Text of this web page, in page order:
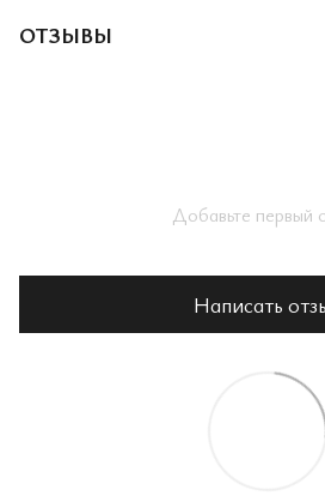
ОТЗЫВЫ
Добавьте первый
Написать